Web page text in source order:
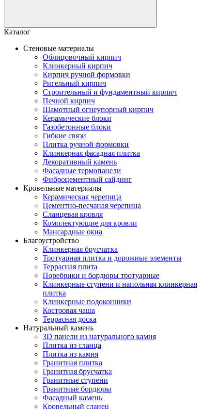
Каталог
Стеновые материалы
Облицовочный кирпич
Клинкерный кирпич
Кирпич ручной формовки
Ригельный кирпич
Строительный и фундаментный кирпич
Печной кирпич
Шамотный огнеупорный кирпич
Керамические блоки
Газобетонные блоки
Гибкие связи
Плитка ручной формовки
Клинкерная фасадная плитка
Декоративный камень
Фасадные термопанели
Фиброцементный сайдинг
Кровельные материалы
Керамическая черепица
Цементно-песчаная черепица
Сланцевая кровля
Комплектующие для кровли
Мансардные окна
Благоустройство
Клинкерная брусчатка
Тротуарная плитка и дорожные элементы
Террасная плита
Поребрики и бордюры тротуарные
Клинкерные ступени и напольная клинкерная
плитка
Клинкерные подоконники
Костровая чаша
Террасная доска
Натуральный камень
3D панели из натурального камня
Плитка из сланца
Плитка из камня
Гранитная плитка
Гранитная брусчатка
Гранитные ступени
Гранитные бордюры
Фасадный камень
Кровельный сланец